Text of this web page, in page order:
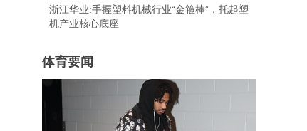
浙江华业:手握塑料机械行业“金箍棒”，托起塑
机产业核心底座
体育要闻